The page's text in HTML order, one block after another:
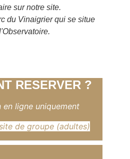
sur notre site.
du Vinaigrier qui se situe
RESERVER ?
en ligne uniquement
de groupe (adultes)